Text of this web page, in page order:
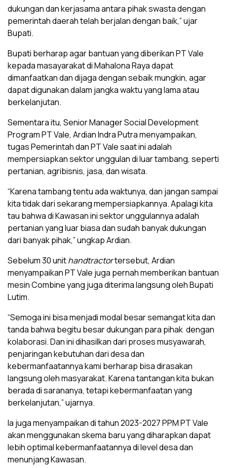
dukungan dan kerjasama antara pihak swasta dengan
pemerintah daerah telah berjalan dengan baik,” ujar
Bupati.
Bupati berharap agar bantuan yang diberikan PT Vale
kepada masayarakat di Mahalona Raya dapat
dimanfaatkan dan dijaga dengan sebaik mungkin, agar
dapat digunakan dalam jangka waktu yang lama atau
berkelanjutan.
Sementara itu, Senior Manager Social Development
Program PT Vale, Ardian Indra Putra menyampaikan,
tugas Pemerintah dan PT Vale saat ini adalah
mempersiapkan sektor unggulan di luar tambang, seperti
pertanian, agribisnis, jasa, dan wisata.
“Karena tambang tentu ada waktunya, dan jangan sampai
kita tidak dari sekarang mempersiapkannya. Apalagi kita
tau bahwa di Kawasan ini sektor unggulannya adalah
pertanian yang luar biasa dan sudah banyak dukungan
dari banyak pihak,” ungkap Ardian.
Sebelum 30 unithandtractortersebut, Ardian
menyampaikan PT Vale juga pernah memberikan bantuan
mesin Combine yang juga diterima langsung oleh Bupati
Lutim.
“Semoga ini bisa menjadi modal besar semangat kita dan
tanda bahwa begitu besar dukungan para pihak dengan
kolaborasi. Dan ini dihasilkan dari proses musyawarah,
penjaringan kebutuhan dari desa dan
kebermanfaatannya kami berharap bisa dirasakan
langsung oleh masyarakat. Karena tantangan kita bukan
berada di sarananya, tetapi kebermanfaatan yang
berkelanjutan,” ujarnya.
Ia juga menyampaikan di tahun 2023-2027 PPM PT Vale
akan menggunakan skema baru yang diharapkan dapat
lebih optimal kebermanfaatannya di level desa dan
menunjang Kawasan.